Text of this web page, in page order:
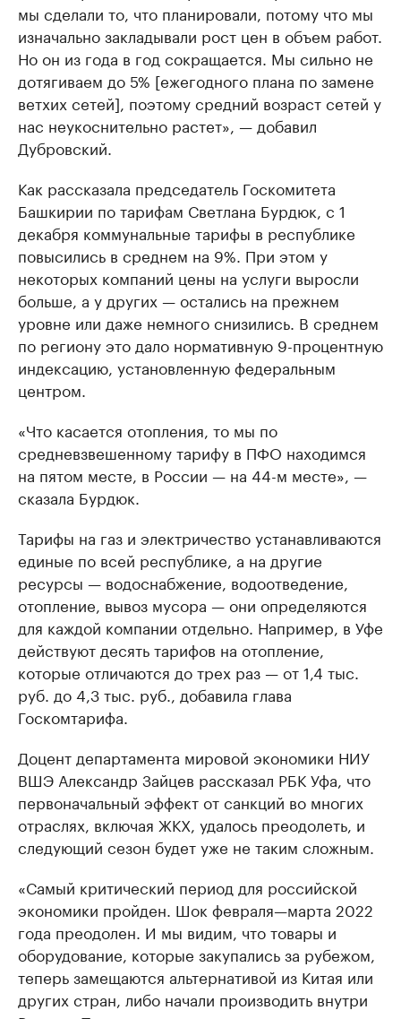
мы сделали то, что планировали, потому что мы
изначально закладывали рост цен в объем работ.
Но он из года в год сокращается. Мы сильно не
дотягиваем до 5% [ежегодного плана по замене
ветхих сетей], поэтому средний возраст сетей у
нас неукоснительно растет», — добавил
Дубровский.
Как рассказала председатель Госкомитета
Башкирии по тарифам Светлана Бурдюк, с 1
декабря коммунальные тарифы в республике
повысились в среднем на 9%. При этом у
некоторых компаний цены на услуги выросли
больше, а у других — остались на прежнем
уровне или даже немного снизились. В среднем
по региону это дало нормативную 9-процентную
индексацию, установленную федеральным
центром.
«Что касается отопления, то мы по
средневзвешенному тарифу в ПФО находимся
на пятом месте, в России — на 44-м месте», —
сказала Бурдюк.
Тарифы на газ и электричество устанавливаются
единые по всей республике, а на другие
ресурсы — водоснабжение, водоотведение,
отопление, вывоз мусора — они определяются
для каждой компании отдельно. Например, в Уфе
действуют десять тарифов на отопление,
которые отличаются до трех раз — от 1,4 тыс.
руб. до 4,3 тыс. руб., добавила глава
Госкомтарифа.
Доцент департамента мировой экономики НИУ
ВШЭ Александр Зайцев рассказал РБК Уфа, что
первоначальный эффект от санкций во многих
отраслях, включая ЖКХ, удалось преодолеть, и
следующий сезон будет уже не таким сложным.
«Самый критический период для российской
экономики пройден. Шок февраля—марта 2022
года преодолен. И мы видим, что товары и
оборудование, которые закупались за рубежом,
теперь замещаются альтернативой из Китая или
других стран, либо начали производить внутри